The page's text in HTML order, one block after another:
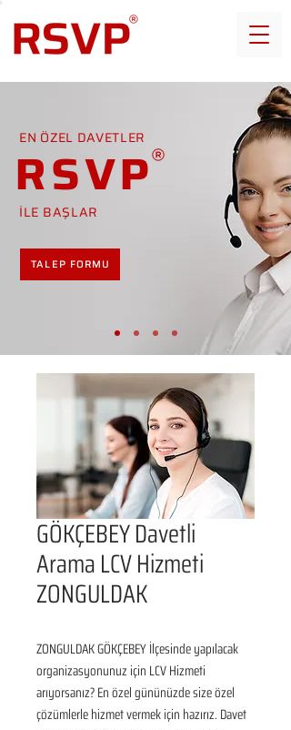
EN ÖZEL DAVETLER
RSVP
İLE BAŞLAR
TALEP FORMU
GÖKÇEBEY Davetli
Arama LCV Hizmeti
ZONGULDAK
ZONGULDAK GÖKÇEBEY İlçesinde yapılacak
organizasyonunuz için LCV Hizmeti
arıyorsanız? En özel gününüzde size özel
çözümlerle hizmet vermek için hazırız. Davet